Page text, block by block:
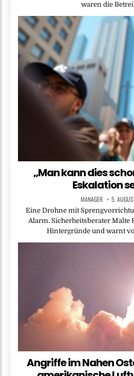
waren die
„Man kann dies
Eskalation
MANAGER 5.
Eine Drohne mit
Alarm. Sicherheitsberater Malte
Hintergründe und warnt
Angriffe im Nahen